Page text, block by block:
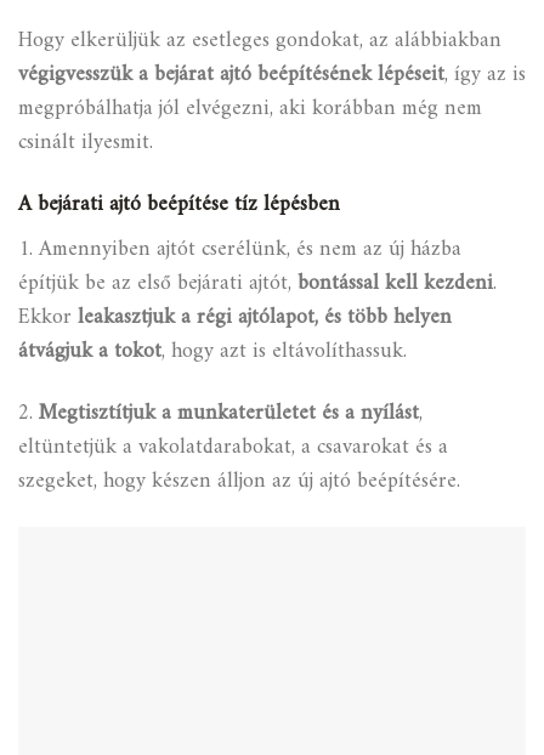
Hogy elkerüljük az esetleges gondokat, az alábbiakban
végigvesszük a bejárat ajtó beépítésének lépéseit, így az is
megpróbálhatja jól elvégezni, aki korábban még nem
csinált ilyesmit.
A bejárati ajtó beépítése tíz lépésben
1. Amennyiben ajtót cserélünk, és nem az új házba
építjük be az első bejárati ajtót,bontással kell kezdeni.
Ekkorleakasztjuk a régi ajtólapot, és több helyen
átvágjuk a tokot, hogy azt is eltávolíthassuk.
2.Megtisztítjuk a munkaterületet és a nyílást,
eltüntetjük a vakolatdarabokat, a csavarokat és a
szegeket, hogy készen álljon az új ajtó beépítésére.